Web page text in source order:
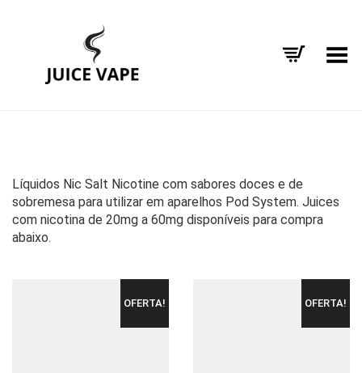
Alternar Menu
Líquidos Nic Salt Nicotine com sabores doces e de
sobremesa para utilizar em aparelhos Pod System. Juices
com nicotina de 20mg a 60mg disponíveis para compra
abaixo.
OFERTA! OFERTA!